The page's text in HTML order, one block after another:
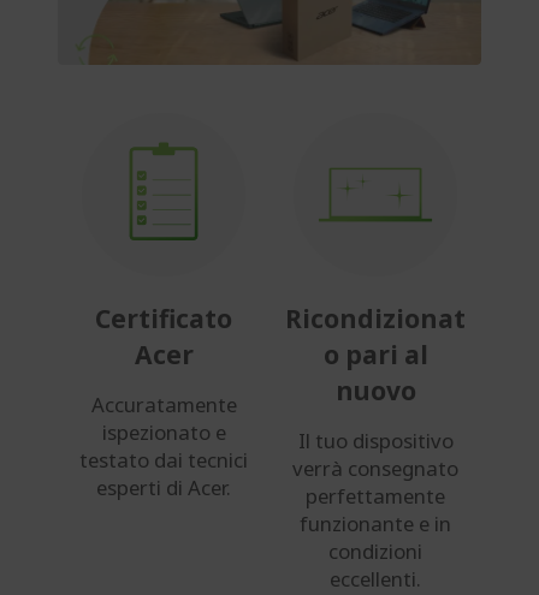
Certificato
Acer
Accuratamente
ispezionato e
testato dai tecnici
esperti di Acer.
Ricondizionat
o pari al
nuovo
Il tuo dispositivo
verrà consegnato
perfettamente
funzionante e in
condizioni
eccellenti.